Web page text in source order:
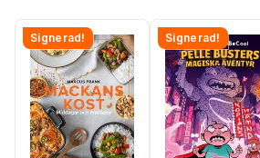
Signerad! Signerad!